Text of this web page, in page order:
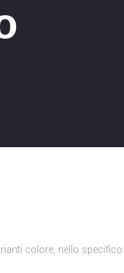
colore, nello